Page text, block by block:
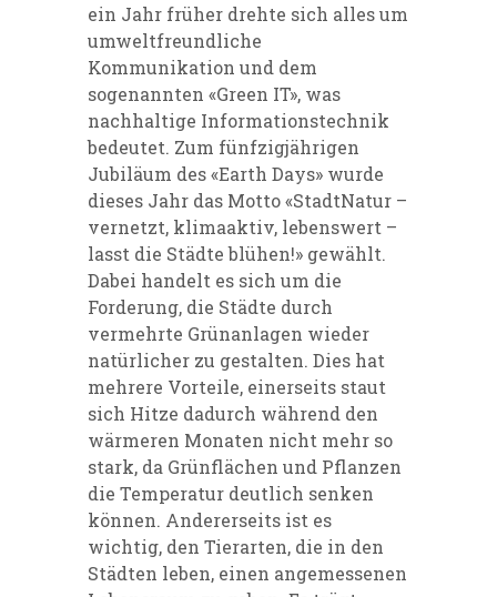
ein Jahr früher drehte sich alles um
umweltfreundliche
Kommunikation und dem
sogenannten «Green IT», was
nachhaltige Informationstechnik
bedeutet. Zum fünfzigjährigen
Jubiläum des «Earth Days» wurde
dieses Jahr das Motto «StadtNatur –
vernetzt, klimaaktiv, lebenswert –
lasst die Städte blühen!» gewählt.
Dabei handelt es sich um die
Forderung, die Städte durch
vermehrte Grünanlagen wieder
natürlicher zu gestalten. Dies hat
mehrere Vorteile, einerseits staut
sich Hitze dadurch während den
wärmeren Monaten nicht mehr so
stark, da Grünflächen und Pflanzen
die Temperatur deutlich senken
können. Andererseits ist es
wichtig, den Tierarten, die in den
Städten leben, einen angemessenen